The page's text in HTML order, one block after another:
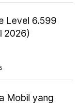
Level 6.599
2026)
Mobil yang